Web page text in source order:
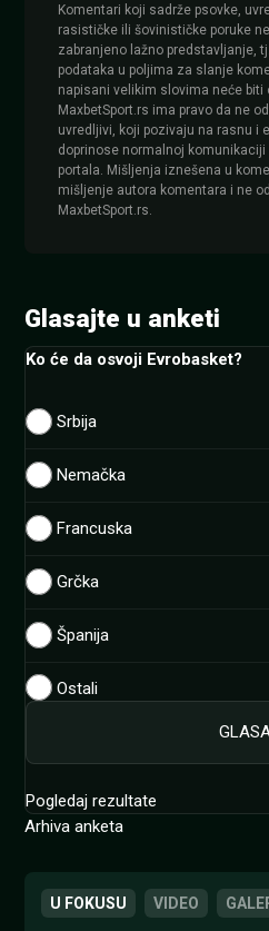
Komentari koji sadrže psovke,
rasističke ili šovinističke poruke
zabranjeno lažno predstavljanje,
podataka u poljima za slanje
napisani velikim slovima neće biti
MaxbetSport.rs ima pravo da ne
uvredljivi, koji pozivaju na rasnu i
doprinose normalnoj
portala. Mišljenja iznešena u
mišljenje autora komentara i ne
MaxbetSport.rs.
Glasajte u anketi
Ko će da osvoji Evrobasket?
Srbija
Nemačka
Francuska
Grčka
Španija
Ostali
Pogledaj rezultate
Arhiva anketa
U FOKUSU VIDEO